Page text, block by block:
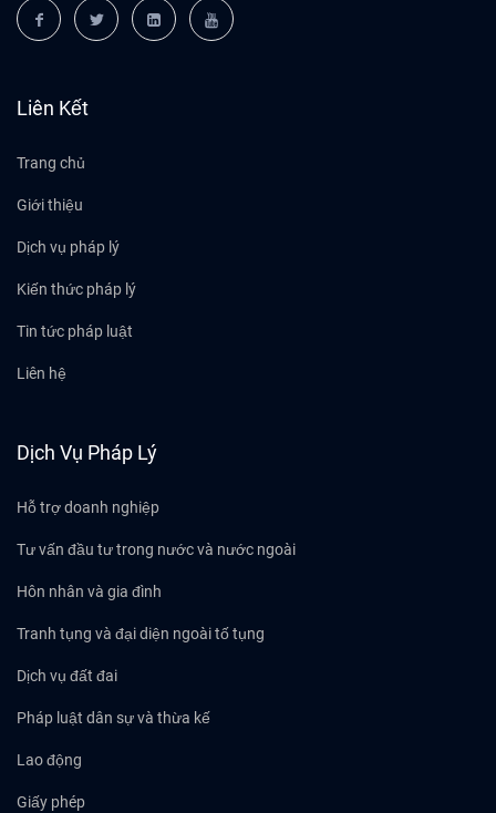
Liên Kết
Trang chủ
Giới thiệu
Dịch vụ pháp lý
Kiến thức pháp lý
Tin tức pháp luật
Liên hệ
Dịch Vụ Pháp Lý
Hỗ trợ doanh nghiệp
Tư vấn đầu tư trong nước và nước ngoài
Hôn nhân và gia đình
Tranh tụng và đại diện ngoài tố tụng
Dịch vụ đất đai
Pháp luật dân sự và thừa kế
Lao động
Giấy phép